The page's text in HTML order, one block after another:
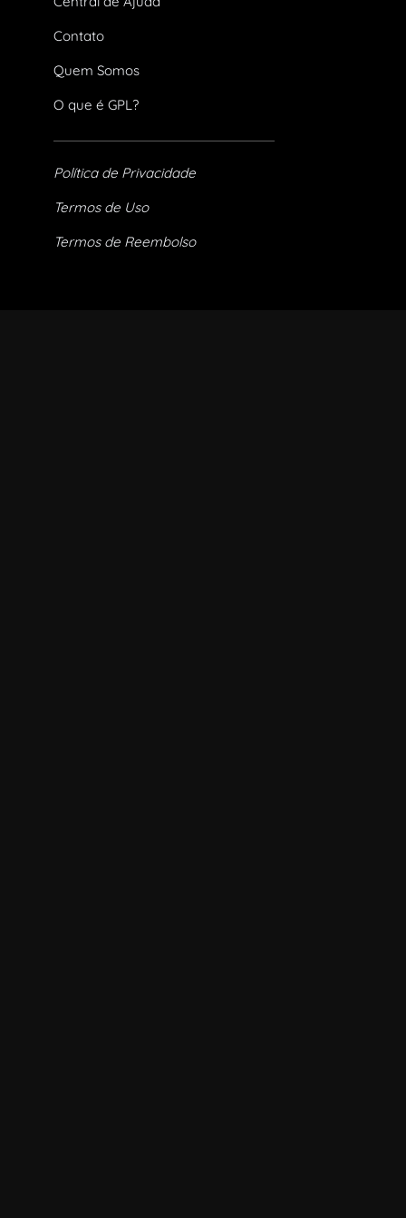
Contato
Quem Somos
O que é GPL?
Política de Privacidade
Termos de Uso
Termos de Reembolso